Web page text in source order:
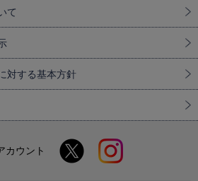
て
対する基本方針
カウント